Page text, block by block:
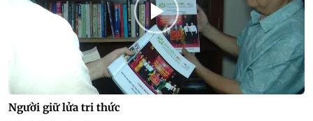
Người giữ lửa tri thức